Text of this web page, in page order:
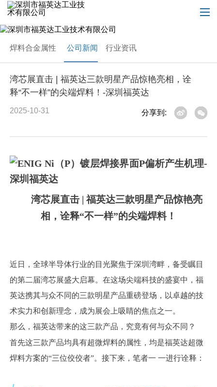
焊料合金属性 公司新闻 行业资讯
湾芯展直击 | 福英达三款明星产品惊艳亮相，诠
释“不一样”的尖端焊料！-深圳福英达
2025-10-31 分享到:
湾芯展直击 | 福英达三款明星产品惊艳亮
相，诠释“不一样”的尖端焊料！
近日，全球半导体行业的目光聚焦于深圳湾畔，备受瞩目
的第二届湾芯展盛大启幕。在这场尖端科技的盛宴中，福
英达携其与众不同的三款明星产品重磅登场，以卓越的技
术实力和创新理念，成为展会上吸睛的焦点之一。
那么，福英达带来的这三款产品，究竟有何与众不同？
首先这三款产品均具有超微焊料的属性，均是福英达超微
焊料方案的“三位佼佼者”。接下来，笔者一 一进行诠释：